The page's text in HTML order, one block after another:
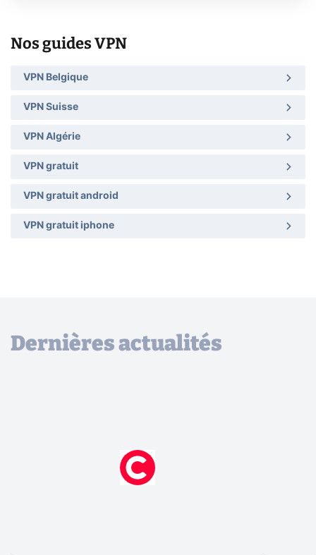
Nos guides VPN
VPN Belgique
VPN Suisse
VPN Algérie
VPN gratuit
VPN gratuit android
VPN gratuit iphone
Dernières actualités